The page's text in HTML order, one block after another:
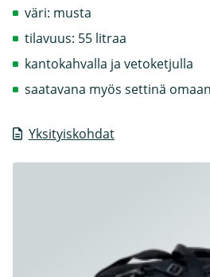
Yksityiskohdat
väri: musta
tilavuus: 55 litraa
kantokahvalla ja vetoketjulla
saatavana myös settinä